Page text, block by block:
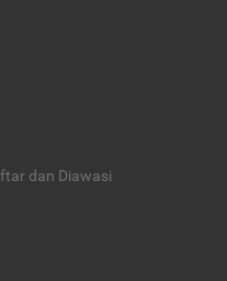
dan Diawasi